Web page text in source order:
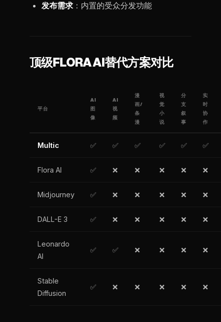
发布需求：内置的受众分发功能
顶级FLORA AI替代方案对比
平台
AI
图
像
AI
视
频
漫
画/
条
漫
视
觉
小
说
分
支
叙
事
实
时
协
作
Multic ✅ ✅ ✅ ✅ ✅ ✅
Flora AI ✅ ❌ ❌ ❌ ❌ ❌
Midjourney ✅ ❌ ❌ ❌ ❌ ❌
DALL-E 3 ✅ ❌ ❌ ❌ ❌ ❌
Leonardo
AI
✅ ✅ ❌ ❌ ❌ ❌
Stable
Diffusion
✅ ❌ ❌ ❌ ❌ ❌